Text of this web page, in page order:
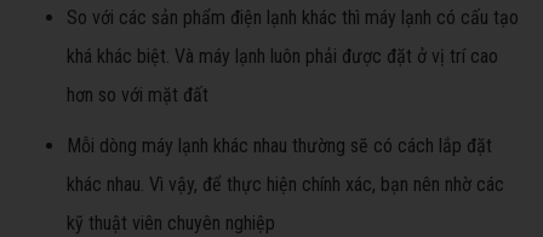
So với các sản phẩm điện lạnh khác thì máy lạnh có cấu tạo
khá khác biệt. Và máy lạnh luôn phải được đặt ở vị trí cao
hơn so với mặt đất
Mỗi dòng máy lạnh khác nhau thường sẽ có cách lắp đặt
khác nhau. Vì vậy, để thực hiện chính xác, bạn nên nhờ các
kỹ thuật viên chuyên nghiệp